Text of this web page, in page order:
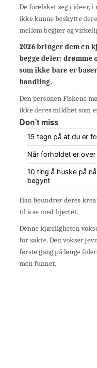
De forelsket seg i ideer,
ikke kunne beskytte
mellom begjær og
2026 bringer dem en
begge deler: drømme
som ikke bare er
handling.
Den personen Fiskene
ikke deres mildhet som
Don’t miss
15 tegn på at du er
Når forholdet er over
10 ting å huske på
begynt
Han beundrer deres
til å se med hjertet.
Denne kjærligheten
for sakte. Den vokser
første gang på lenge
men funnet.